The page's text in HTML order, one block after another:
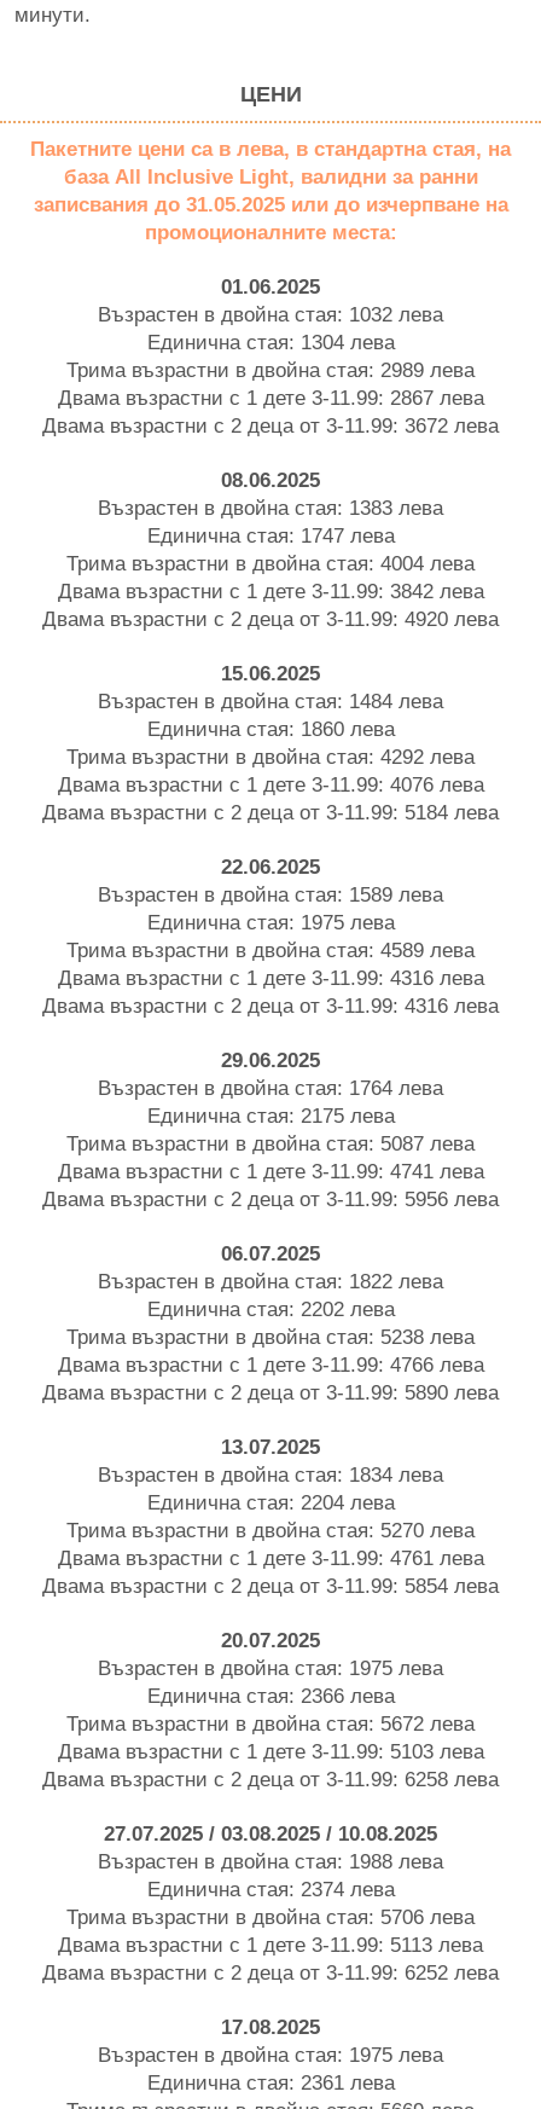
минути.
ЦЕНИ
Пакетните цени са в лева, в стандартна стая, на
база All Inclusive Light, валидни за ранни
записвания до 31.05.2025 или до изчерпване на
промоционалните места:
01.06.2025
Възрастен в двойна стая: 1032 лева
Единична стая: 1304 лева
Трима възрастни в двойна стая: 2989 лева
Двама възрастни с 1 дете 3-11.99: 2867 лева
Двама възрастни с 2 деца от 3-11.99: 3672 лева
08.06.2025
Възрастен в двойна стая: 1383 лева
Единична стая: 1747 лева
Трима възрастни в двойна стая: 4004 лева
Двама възрастни с 1 дете 3-11.99: 3842 лева
Двама възрастни с 2 деца от 3-11.99: 4920 лева
15.06.2025
Възрастен в двойна стая: 1484 лева
Единична стая: 1860 лева
Трима възрастни в двойна стая: 4292 лева
Двама възрастни с 1 дете 3-11.99: 4076 лева
Двама възрастни с 2 деца от 3-11.99: 5184 лева
22.06.2025
Възрастен в двойна стая: 1589 лева
Единична стая: 1975 лева
Трима възрастни в двойна стая: 4589 лева
Двама възрастни с 1 дете 3-11.99: 4316 лева
Двама възрастни с 2 деца от 3-11.99: 4316 лева
29.06.2025
Възрастен в двойна стая: 1764 лева
Единична стая: 2175 лева
Трима възрастни в двойна стая: 5087 лева
Двама възрастни с 1 дете 3-11.99: 4741 лева
Двама възрастни с 2 деца от 3-11.99: 5956 лева
06.07.2025
Възрастен в двойна стая: 1822 лева
Единична стая: 2202 лева
Трима възрастни в двойна стая: 5238 лева
Двама възрастни с 1 дете 3-11.99: 4766 лева
Двама възрастни с 2 деца от 3-11.99: 5890 лева
13.07.2025
Възрастен в двойна стая: 1834 лева
Единична стая: 2204 лева
Трима възрастни в двойна стая: 5270 лева
Двама възрастни с 1 дете 3-11.99: 4761 лева
Двама възрастни с 2 деца от 3-11.99: 5854 лева
20.07.2025
Възрастен в двойна стая: 1975 лева
Единична стая: 2366 лева
Трима възрастни в двойна стая: 5672 лева
Двама възрастни с 1 дете 3-11.99: 5103 лева
Двама възрастни с 2 деца от 3-11.99: 6258 лева
27.07.2025 / 03.08.2025 / 10.08.2025
Възрастен в двойна стая: 1988 лева
Единична стая: 2374 лева
Трима възрастни в двойна стая: 5706 лева
Двама възрастни с 1 дете 3-11.99: 5113 лева
Двама възрастни с 2 деца от 3-11.99: 6252 лева
17.08.2025
Възрастен в двойна стая: 1975 лева
Единична стая: 2361 лева